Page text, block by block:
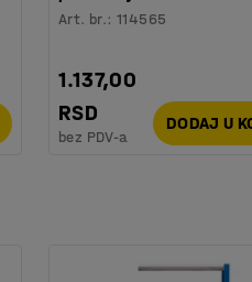
Art. br.:114565
1.137,00
RSD
bez PDV-a
DODAJ U